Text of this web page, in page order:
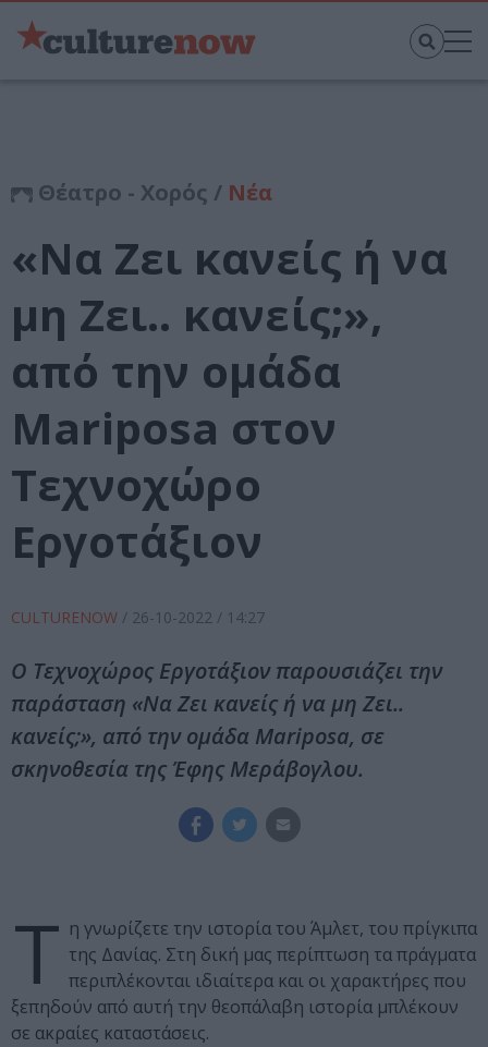
Θέατρο - Χορός / Νέα
«Να Ζει κανείς ή να
μη Ζει.. κανείς;»,
από την ομάδα
Mariposa στον
Τεχνοχώρο
Εργοτάξιον
CULTURENOW / 26-10-2022 / 14:27
Ο Τεχνοχώρος Εργοτάξιον παρουσιάζει την
παράσταση «Να Ζει κανείς ή να μη Ζει..
κανείς;», από την ομάδα Mariposa, σε
σκηνοθεσία της Έφης Μεράβογλου.
Τ η γνωρίζετε την ιστορία του Άμλετ, του πρίγκιπα
της Δανίας. Στη δική μας περίπτωση τα πράγματα
περιπλέκονται ιδιαίτερα και οι χαρακτήρες που
ξεπηδούν από αυτή την θεοπάλαβη ιστορία μπλέκουν
σε ακραίες καταστάσεις.